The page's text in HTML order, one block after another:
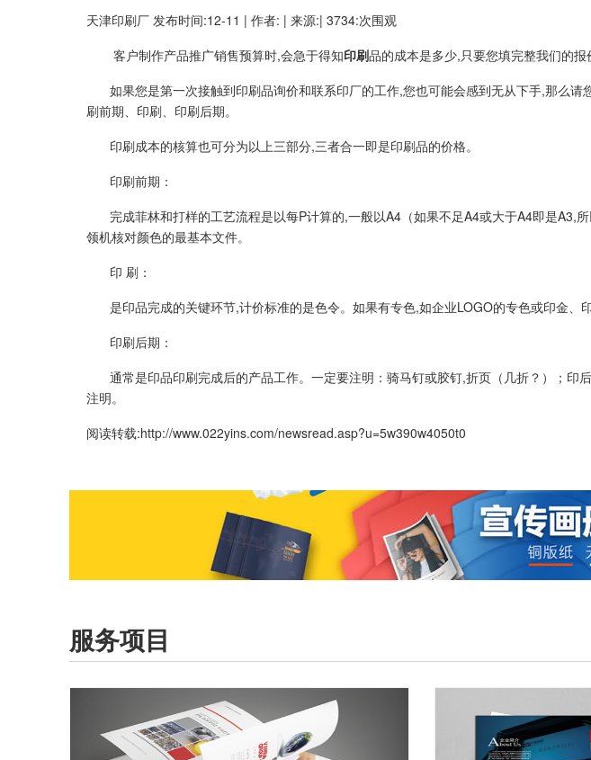
天津印刷厂 发布时间:12-11 | 作者: | 来源:| 3734:次围观
客户制作产品推广销售预算时,会急于得知印刷品的成本是多少,只要您填完整我们的报
如果您是第一次接触到印刷品询价和联系印厂的工作,您也可能会感到无从下手,那么
刷前期、印刷、印刷后期。
印刷成本的核算也可分为以上三部分,三者合一即是印刷品的价格。
印刷前期：
完成菲林和打样的工艺流程是以每P计算的,一般以A4（如果不足A4或大于A4即是
领机核对颜色的最基本文件。
印 刷：
是印品完成的关键环节,计价标准的是色令。如果有专色,如企业LOGO的专色或印金、
印刷后期：
通常是印品印刷完成后的产品工作。一定要注明：骑马钉或胶钉,折页（几折？）；
注明。
阅读转载:http://www.022yins.com/newsread.asp?u=5w390w4050t0
服务项目